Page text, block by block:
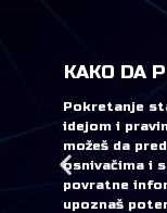
KAKO DA
Pokretanje
idejom i
možeš da
osnivačima i
povratne
upoznaš